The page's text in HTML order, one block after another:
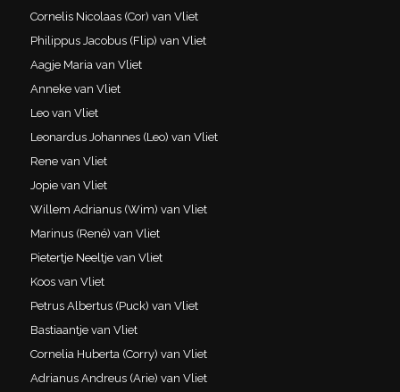
Cornelis Nicolaas (Cor) van Vliet
Philippus Jacobus (Flip) van Vliet
Aagje Maria van Vliet
Anneke van Vliet
Leo van Vliet
Leonardus Johannes (Leo) van Vliet
Rene van Vliet
Jopie van Vliet
Willem Adrianus (Wim) van Vliet
Marinus (René) van Vliet
Pietertje Neeltje van Vliet
Koos van Vliet
Petrus Albertus (Puck) van Vliet
Bastiaantje van Vliet
Cornelia Huberta (Corry) van Vliet
Adrianus Andreus (Arie) van Vliet